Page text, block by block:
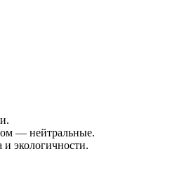
— нейтральные.
экологичности.